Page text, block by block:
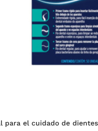
para el cuidado de